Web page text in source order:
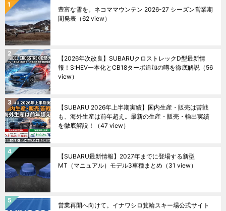
豊富な雪を。ネコママウンテン 2026-27 シーズン営業期
間発表 （62 view）
【2026年次改良】SUBARUクロストレックD型最新情
報！S:HEV一本化とCB18ターボ追加の噂を徹底解説 （56
view）
【SUBARU 2026年上半期実績】国内生産・販売は苦戦
も、海外生産は前年超え。最新の生産・販売・輸出実績
を徹底解説！
（47 view）
【SUBARU最新情報】2027年までに登場する新型
MT（マニュアル）モデル3車種まとめ （31 view）
営業再開へ向けて。イナワシロ箕輪スキー場公式サイト